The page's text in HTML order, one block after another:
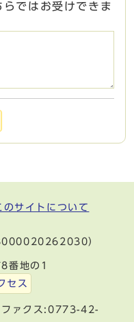
ではお受けできま
のサイトについて
）
番地の1
セス
ァクス:0773-42-